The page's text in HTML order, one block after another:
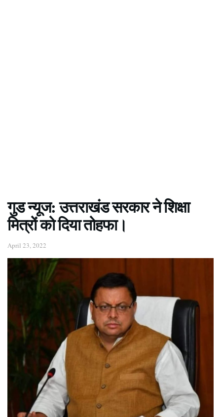
गुड न्यूज: उत्तराखंड सरकार ने शिक्षा
मित्रों को दिया तोहफा।
April 23, 2022